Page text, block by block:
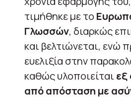
τιμήθηκε με το
Γλωσσών, διαρκώς
και βελτιώνεται, ενώ
ευελιξία στην
καθώς υλοποιείται εξ
από απόσταση με